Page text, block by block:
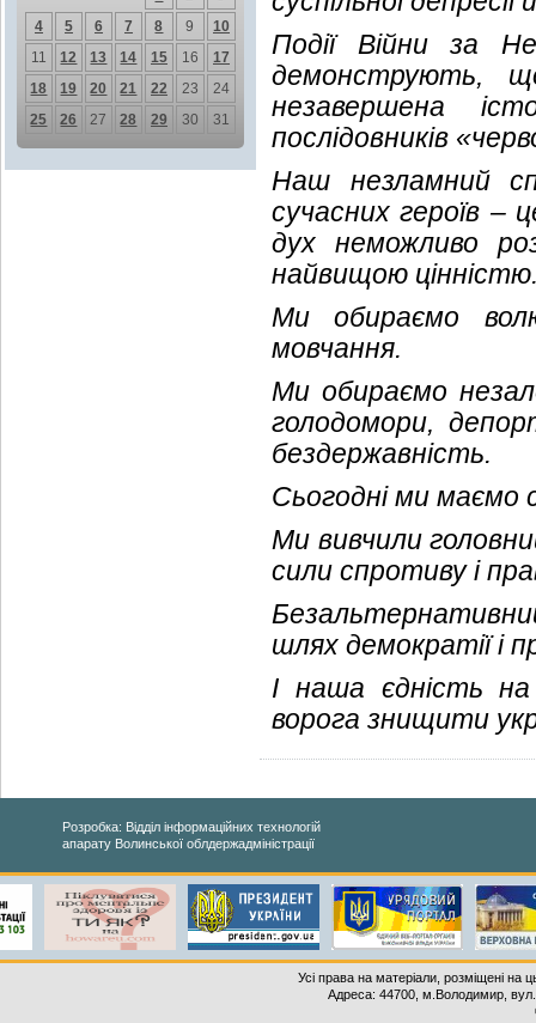
4
5 6 7 8 9
10
11
12 13 14 15 16
17
18
19 20 21 22 23
24
25
26 27 28 29 30 31
Події Війни за
демонструють,
незавершена
послідовників
Наш незламний
сучасних героїв –
дух неможливо
найвищою
Ми обираємо
мовчання.
Ми обираємо
голодомори,
бездержавність.
Сьогодні ми маємо
Ми вивчили
сили спротиву і
шлях демократії і
І наша єдність
ворога знищити
Розробка: Відділ інформаційних технологій
апарату Волинської облдержадміністрації
Усі права на матеріали, розміщені на
Адреса: 44700, м.Володимир,